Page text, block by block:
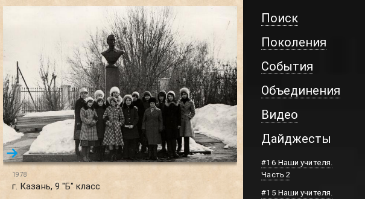
1978
г. Казань, 9 "Б" класс
Поиск
Поколения
События
Объединения
Видео
Дайджесты
#16 Наши учителя.
Часть 2
#15 Наши учителя.